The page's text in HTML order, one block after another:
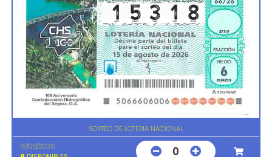
SORTEO DE LOTERIA NACIONAL
15/08/2026
0